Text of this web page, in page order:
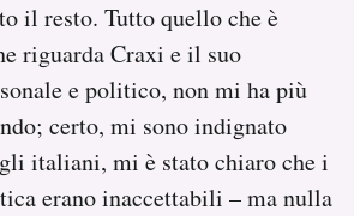
il resto. Tutto quello che è
riguarda Craxi e il suo
e politico, non mi ha più
certo, mi sono indignato
italiani, mi è stato chiaro che i
erano inaccettabili – ma nulla